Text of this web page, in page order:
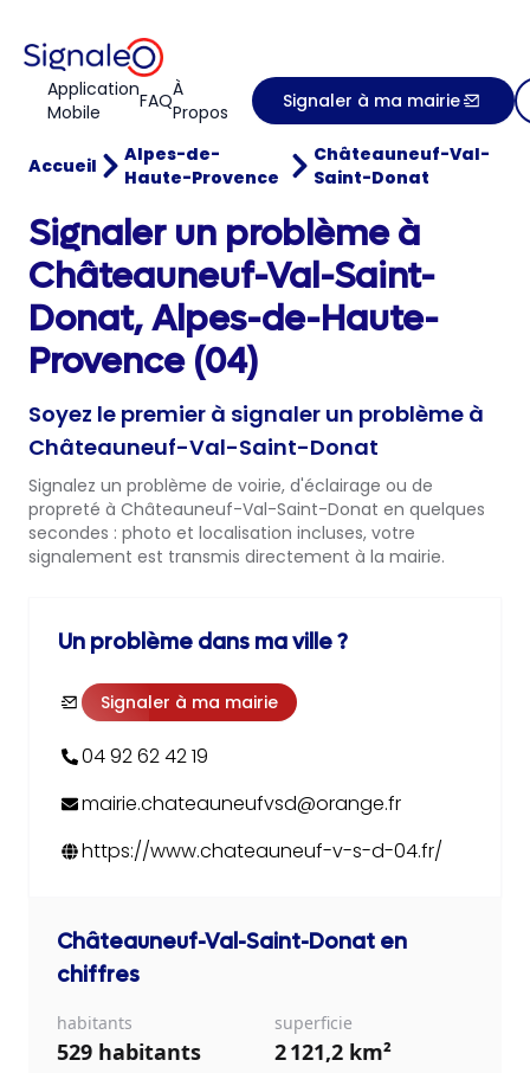
Application
Mobile
FAQÀ
Propos
Signaler à ma mairie
Accueil
Alpes-de-
Haute-Provence
Châteauneuf-Val-
Saint-Donat
Signaler un problème à
Châteauneuf-Val-Saint-
Donat, Alpes-de-Haute-
Provence (04)
Soyez le premier à signaler un problème à
Châteauneuf-Val-Saint-Donat
Signalez un problème de voirie, d'éclairage ou de
propreté à Châteauneuf-Val-Saint-Donat en quelques
secondes : photo et localisation incluses, votre
signalement est transmis directement à la mairie.
Un problème dans ma ville ?
Signaler à ma mairie
04 92 62 42 19
mairie.chateauneufvsd@orange.fr
https://www.chateauneuf-v-s-d-04.fr/
Châteauneuf-Val-Saint-Donat en
chiffres
habitants
529 habitants
superficie
2 121,2 km²